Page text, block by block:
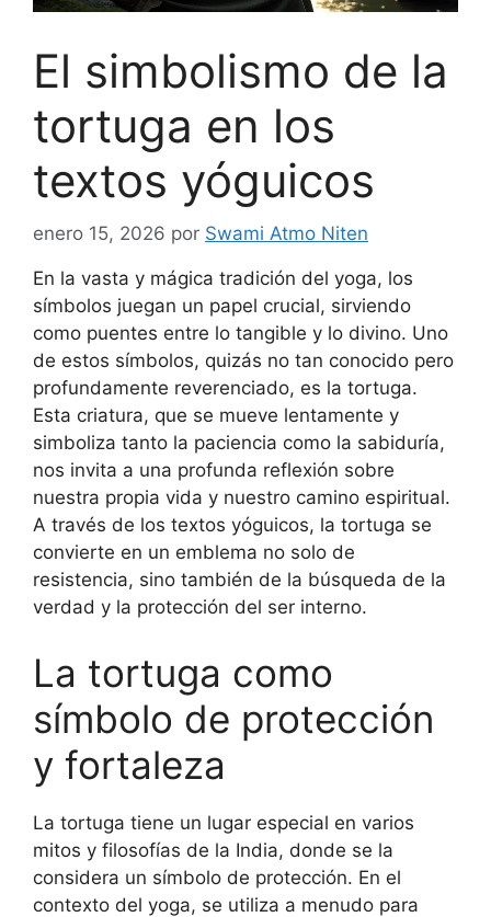
El simbolismo de la
tortuga en los
textos yóguicos
enero 15, 2026 por Swami Atmo Niten
En la vasta y mágica tradición del yoga, los
símbolos juegan un papel crucial, sirviendo
como puentes entre lo tangible y lo divino. Uno
de estos símbolos, quizás no tan conocido pero
profundamente reverenciado, es la tortuga.
Esta criatura, que se mueve lentamente y
simboliza tanto la paciencia como la sabiduría,
nos invita a una profunda reflexión sobre
nuestra propia vida y nuestro camino espiritual.
A través de los textos yóguicos, la tortuga se
convierte en un emblema no solo de
resistencia, sino también de la búsqueda de la
verdad y la protección del ser interno.
La tortuga como
símbolo de protección
y fortaleza
La tortuga tiene un lugar especial en varios
mitos y filosofías de la India, donde se la
considera un símbolo de protección. En el
contexto del yoga, se utiliza a menudo para